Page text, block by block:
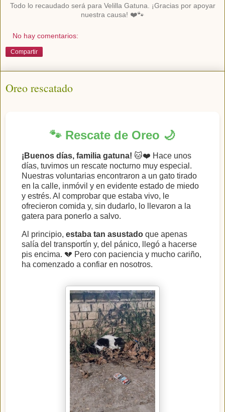
Todo lo recaudado será para Velilla Gatuna. ¡Gracias por apoyar
nuestra causa! ❤️🐾
No hay comentarios:
Compartir
Oreo rescatado
🐾 Rescate de Oreo 🌙
¡Buenos días, familia gatuna! 🐱❤️ Hace unos
días, tuvimos un rescate nocturno muy especial.
Nuestras voluntarias encontraron a un gato tirado
en la calle, inmóvil y en evidente estado de miedo
y estrés. Al comprobar que estaba vivo, le
ofrecieron comida y, sin dudarlo, lo llevaron a la
gatera para ponerlo a salvo.
Al principio, estaba tan asustado que apenas
salía del transportín y, del pánico, llegó a hacerse
pis encima. 💔 Pero con paciencia y mucho cariño,
ha comenzado a confiar en nosotros.